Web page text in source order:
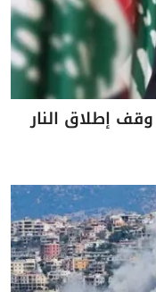
إطلاق النار